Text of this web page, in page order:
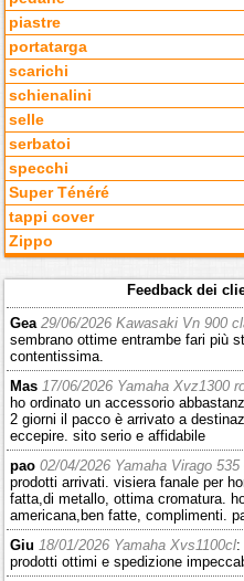
piastre
portatarga
scarichi
schienalini
selle
serbatoi
specchi
Super Ténéré
tappi cover
Zippo
Feedback dei
Gea 29/06/2026 Kawasaki Vn 900
sembrano ottime entrambe fari più
contentissima.
Mas 17/06/2026 Yamaha Xvz1300
ho ordinato un accessorio
2 giorni il pacco è arrivato a
eccepire. sito serio e affidabile
pao 02/04/2026 Yamaha Virago
prodotti arrivati. visiera fanale per
fatta,di metallo, ottima cromatura.
americana,ben fatte, complimenti.
Giu 18/01/2026 Yamaha Xvs1100cl:
prodotti ottimi e spedizione